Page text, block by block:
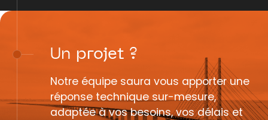
Un projet ?
Notre équipe saura vous apporter une
réponse technique sur-mesure,
adaptée à vos besoins, vos délais et